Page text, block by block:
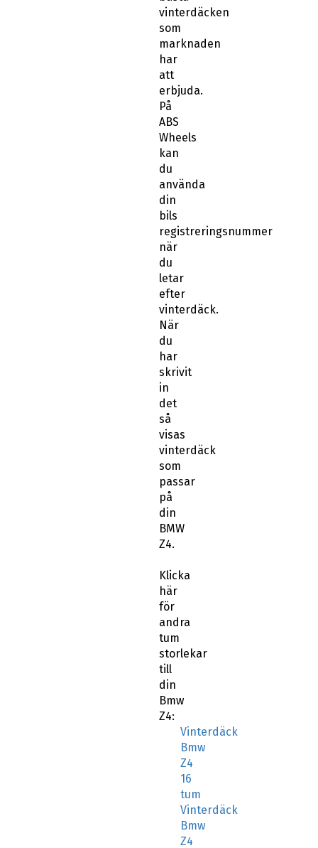
har
erbjuda.
På
ABS
Wheels
kan
du
använda
din
bils
registreringsnummer
när
du
letar
efter
vinterdäck.
När
du
har
skrivit
in
det
så
visas
vinterdäck
som
passar
på
Z4.
Klicka
här
andra
tum
storlekar
din
Bmw
Z4:
16
tum
Vinterdäck
Bmw
Z4
17
tum
Vinterdäck